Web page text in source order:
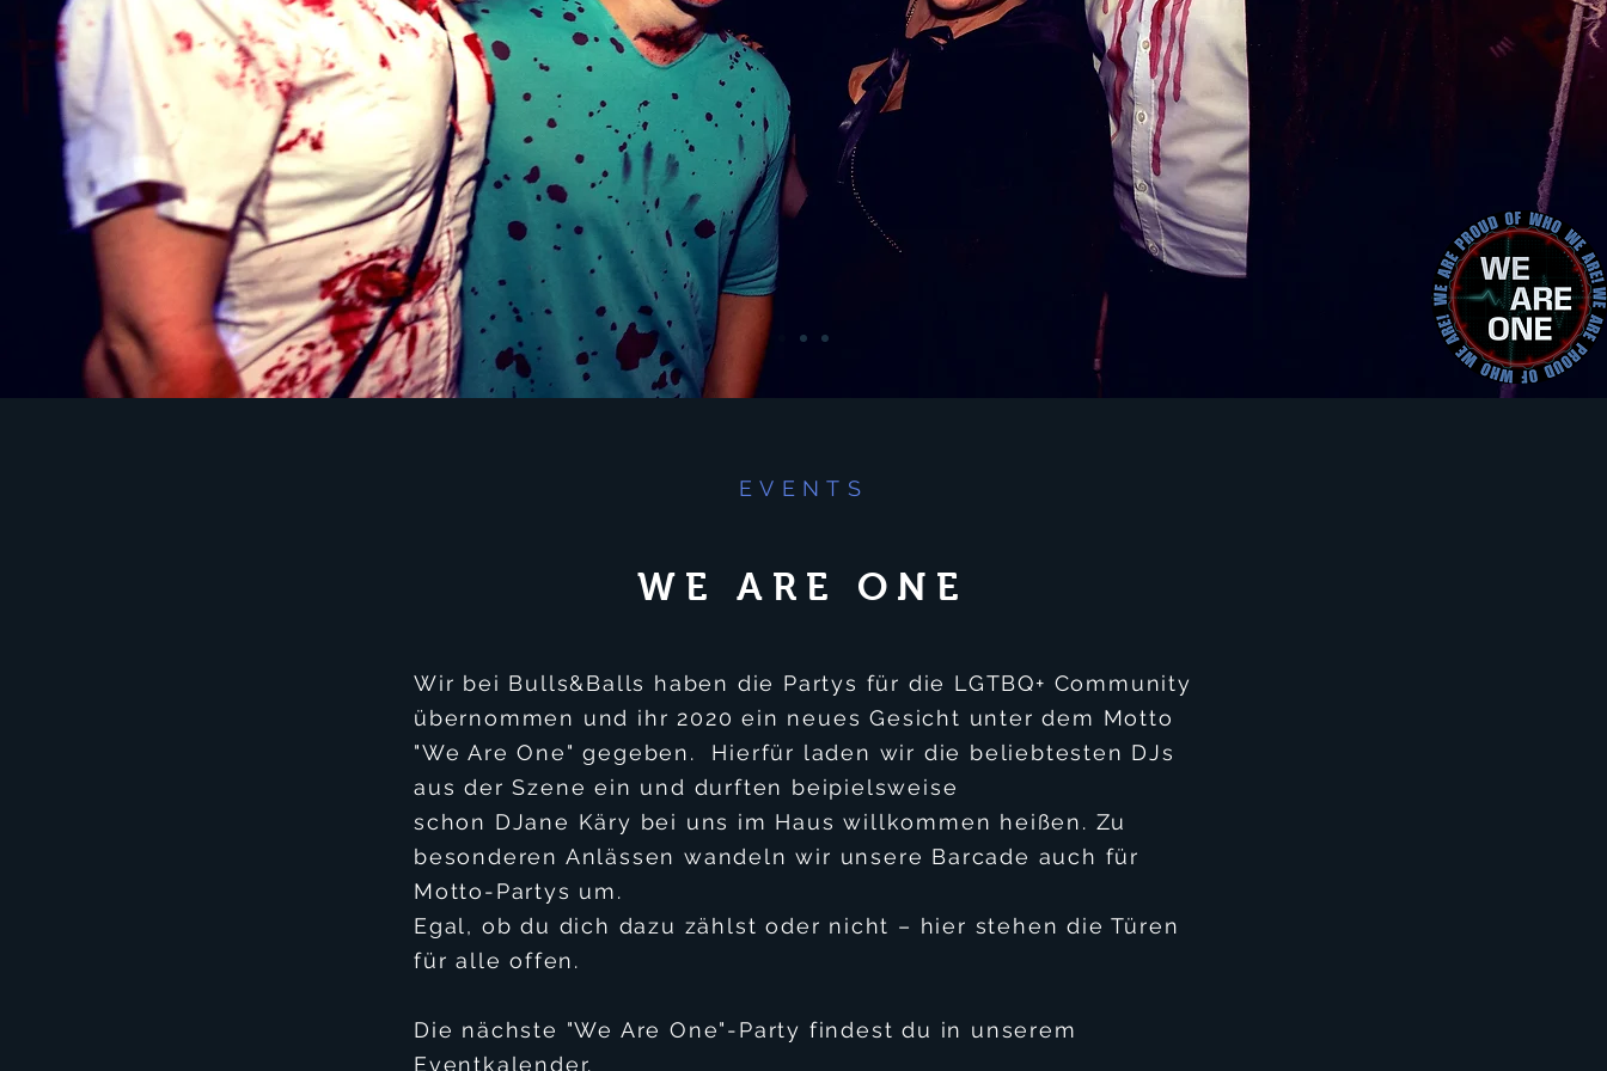
EVENTS
WE ARE ONE
Wir bei Bulls&Balls haben die Partys für die LGTBQ+ Community
übernommen und ihr 2020 ein neues Gesicht unter dem Motto
"We Are One" gegeben. Hierfür laden wir die beliebtesten DJs
aus der Szene ein und durften beipielsweise
schon DJane Käry bei uns im Haus willkommen heißen. Zu
besonderen Anlässen wandeln wir unsere Barcade auch für
Motto-Partys um.
Egal, ob du dich dazu zählst oder nicht – hier stehen die Türen
für alle offen.
Die nächste "We Are One"-Party findest du in unserem
Eventkalender.